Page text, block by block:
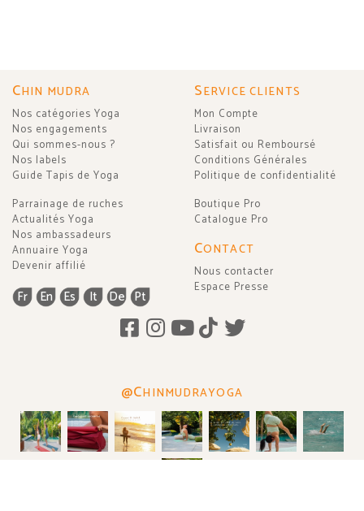
CHIN MUDRA
Nos catégories Yoga
Nos engagements
Qui sommes-nous ?
Nos labels
Guide Tapis de Yoga
Parrainage de ruches
Actualités Yoga
Nos ambassadeurs
Annuaire Yoga
Devenir affilié
Fr En Es It De Pt
SERVICE CLIENTS
Mon Compte
Livraison
Satisfait ou Remboursé
Conditions Générales
Politique de confidentialité
Boutique Pro
Catalogue Pro
CONTACT
Nous contacter
Espace Presse
@CHINMUDRAYOGA